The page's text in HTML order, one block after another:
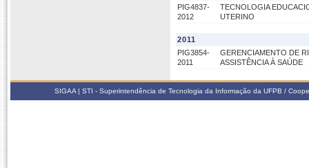
PIG4837-
2012
TECNOLOGIA
UTERINO
2011
PIG3854-
2011
GERENCIAMENTO DE
ASSISTÊNCIA À SAÚDE
SIGAA | STI - Superintendência de Tecnologia da Informação da UFPB /